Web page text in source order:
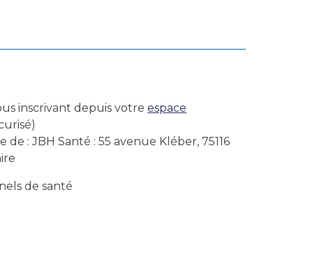
inscrivant depuis votreespace
: JBH Santé : 55 avenue Kléber, 75116
de santé